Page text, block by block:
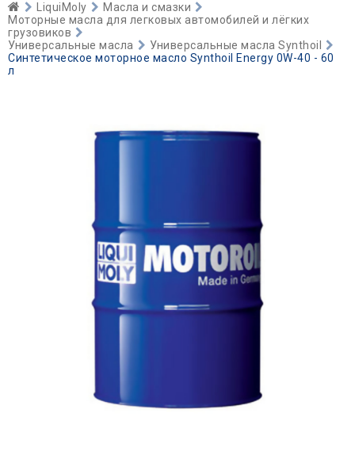
LiquiMoly
Масла и смазки
Моторные масла для легковых автомобилей и лёгких
грузовиков
Универсальные масла
Универсальные масла Synthoil
Синтетическое моторное масло Synthoil Energy 0W-40 - 60
л